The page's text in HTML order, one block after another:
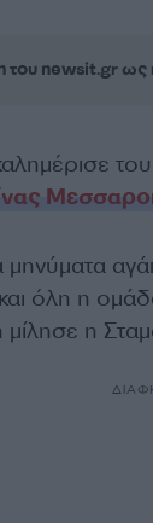
του newsit.gr ως
μηνύματα
όλη η ομάδα
η